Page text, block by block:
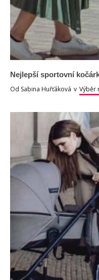
Nejlepší sportovní
Od Sabina Huřťáková v Výběr